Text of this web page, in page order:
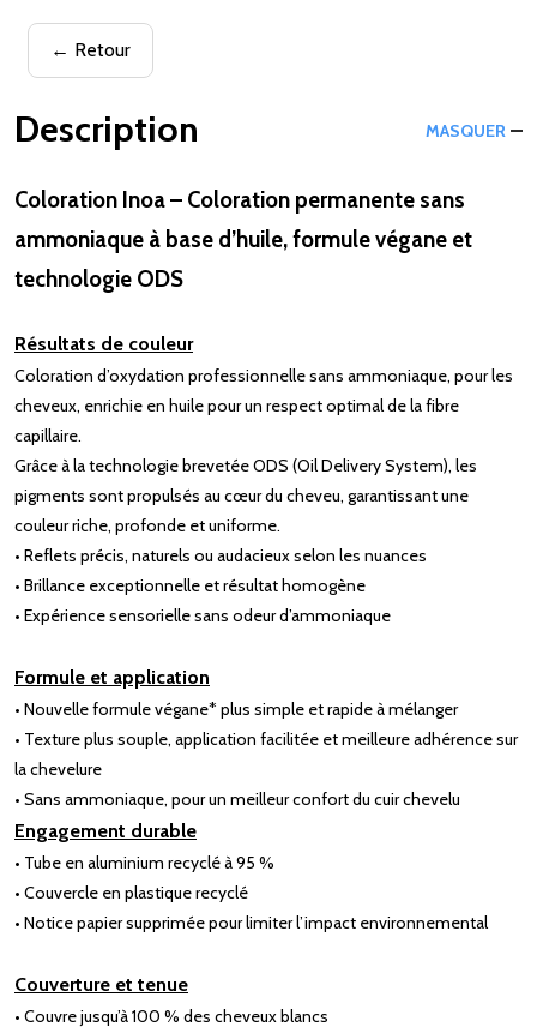
← Retour
Description MASQUER
Coloration Inoa – Coloration permanente sans
ammoniaque à base d’huile, formule végane et
technologie ODS
Résultats de couleur
Coloration d’oxydation professionnelle sans ammoniaque, pour les
cheveux, enrichie en huile pour un respect optimal de la fibre
capillaire.
Grâce à la technologie brevetée ODS (Oil Delivery System), les
pigments sont propulsés au cœur du cheveu, garantissant une
couleur riche, profonde et uniforme.
• Reflets précis, naturels ou audacieux selon les nuances
• Brillance exceptionnelle et résultat homogène
• Expérience sensorielle sans odeur d’ammoniaque
Formule et application
• Nouvelle formule végane* plus simple et rapide à mélanger
• Texture plus souple, application facilitée et meilleure adhérence sur
la chevelure
• Sans ammoniaque, pour un meilleur confort du cuir chevelu
Engagement durable
• Tube en aluminium recyclé à 95 %
• Couvercle en plastique recyclé
• Notice papier supprimée pour limiter l’impact environnemental
Couverture et tenue
• Couvre jusqu’à 100 % des cheveux blancs